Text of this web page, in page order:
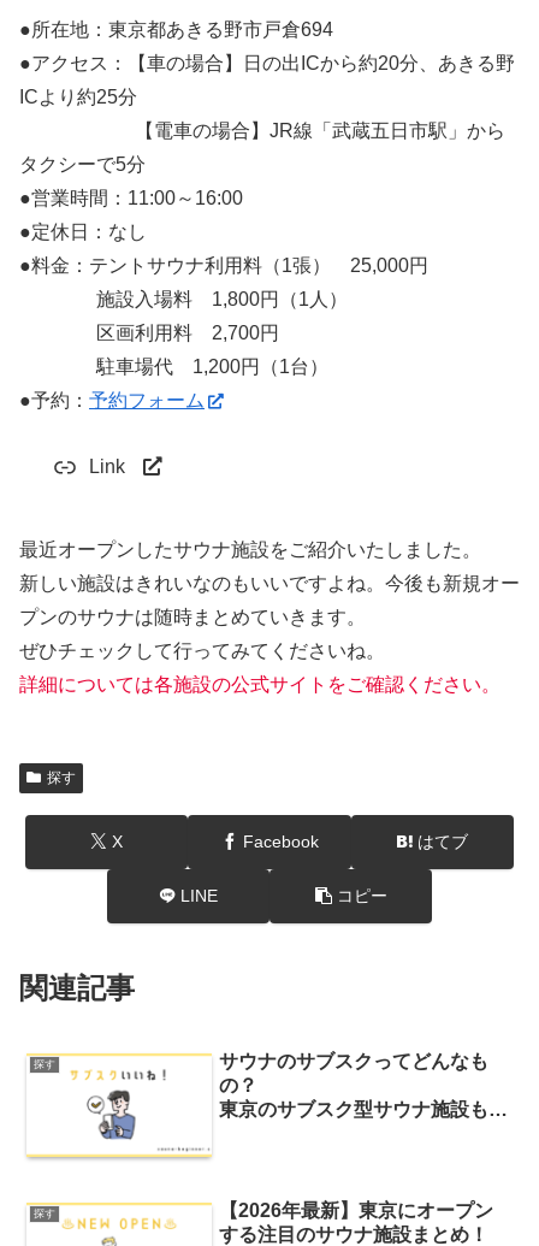
●所在地：東京都あきる野市戸倉694
●アクセス：【車の場合】日の出ICから約20分、あきる野
ICより約25分
【電車の場合】JR線「武蔵五日市駅」から
タクシーで5分
●営業時間：11:00～16:00
●定休日：なし
●料金：テントサウナ利用料（1張） 25,000円
施設入場料 1,800円（1人）
区画利用料 2,700円
駐車場代 1,200円（1台）
●予約： 予約フォーム
Link
最近オープンしたサウナ施設をご紹介いたしました。
新しい施設はきれいなのもいいですよね。今後も新規オー
プンのサウナは随時まとめていきます。
ぜひチェックして行ってみてくださいね。
詳細については各施設の公式サイトをご確認ください。
探す
X Facebook はてブ
LINE コピー
関連記事
探す
サウナのサブスクってどんなも
の？
東京のサブスク型サウナ施設も紹
探す
【2026年最新】東京にオープン
する注目のサウナ施設まとめ！